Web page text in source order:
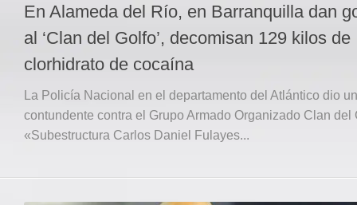
En Alameda del Río, en Barranquilla dan
al ‘Clan del Golfo’, decomisan 129 kilos de
clorhidrato de cocaína
La Policía Nacional en el departamento del Atlántico dio
contundente contra el Grupo Armado Organizado Clan del
«Subestructura Carlos Daniel Fulayes...